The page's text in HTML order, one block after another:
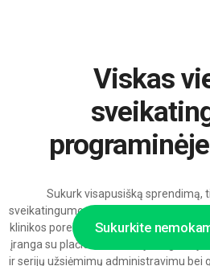
Viskas vienoje
Sukurk visapusišką sprendimą,
sveikatingumo centro, SPA
klinikos poreikius – modulinė
įranga su plačiomis nustatymo
ir serijų užsiėmimų administravimu bei